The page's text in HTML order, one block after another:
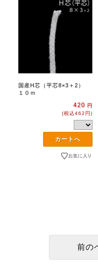
国産H芯（平芯8×3＋2）
１０ｍ
420 円
(税込462円)